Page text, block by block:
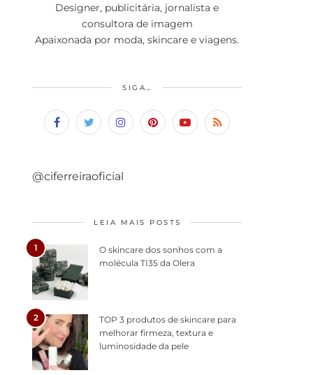
Designer, publicitária, jornalista e
consultora de imagem
Apaixonada por moda, skincare e viagens.
SIGA…
@ciferreiraoficial
LEIA MAIS POSTS
1
O skincare dos sonhos com a
molécula TI35 da Olera
2
TOP 3 produtos de skincare para
melhorar firmeza, textura e
luminosidade da pele